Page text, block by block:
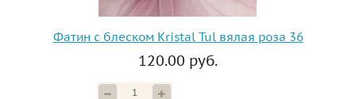
Фатин с блеском Kristal Tul вялая роза 36
120.00 руб.